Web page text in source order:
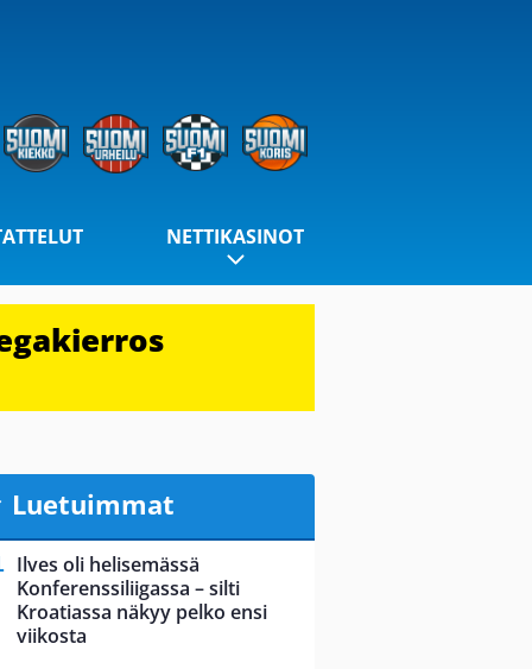
NETTIKASINOT
Luetuimmat
Ilves oli helisemässä
Konferenssiliigassa – silti
Kroatiassa näkyy pelko ensi
viikosta